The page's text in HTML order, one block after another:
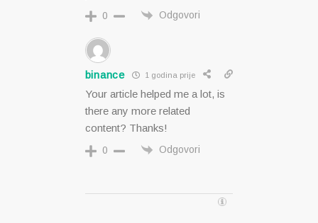
0 Odgovori
binance 1 godina prije
Your article helped me a lot, is
there any more related
content? Thanks!
0 Odgovori